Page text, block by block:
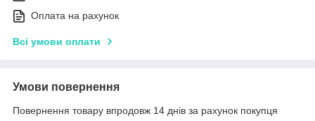
Оплата на рахунок
Всі умови оплати
Умови повернення
Повернення товару впродовж 14 днів за рахунок покупця